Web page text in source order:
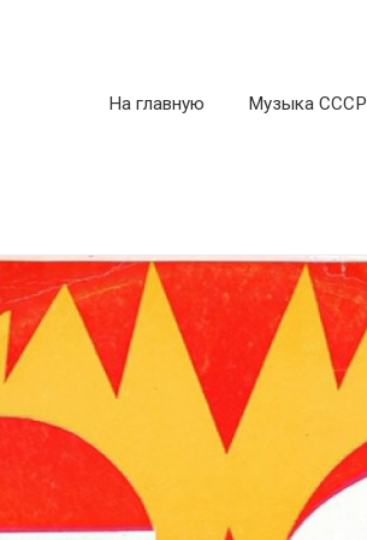
На главную Музыка СССР